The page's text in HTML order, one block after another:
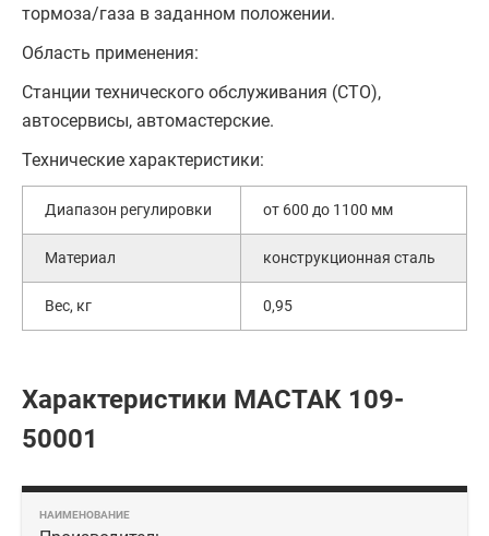
тормоза/газа в заданном положении.
Область применения:
Станции технического обслуживания (СТО),
автосервисы, автомастерские.
Технические характеристики:
Диапазон регулировки от 600 до 1100 мм
Материал конструкционная сталь
Вес, кг 0,95
Характеристики МАСТАК 109-
50001